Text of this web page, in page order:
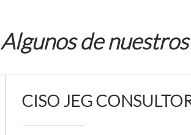
Algunos de
CISO JEG